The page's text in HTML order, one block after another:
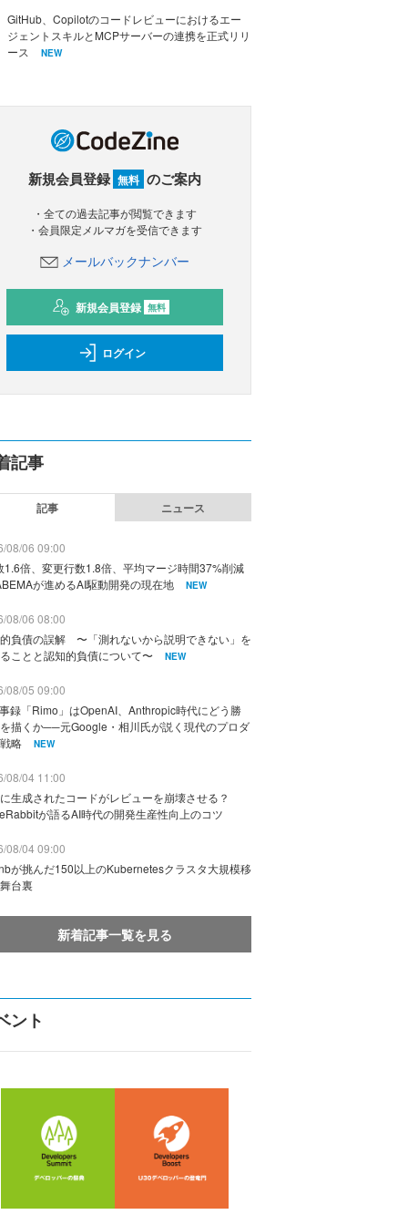
GitHub、Copilotのコードレビューにおけるエー
ジェントスキルとMCPサーバーの連携を正式リリ
ース
NEW
新規会員登録 無料 のご案内
・全ての過去記事が閲覧できます
・会員限定メルマガを受信できます
メールバックナンバー
新規会員登録 無料
ログイン
記事
記事 ニュース
08/06 09:00
1.6倍、変更行数1.8倍、平均マージ時間37%削減
が進めるAI駆動開発の現在地
NEW
08/06 08:00
負債の誤解 〜「測れないから説明できない」を
ことと認知的負債について〜
NEW
08/05 09:00
録「Rimo」はOpenAI、Anthropic時代にどう勝
描くか──元Google・相川氏が説く現代のプロダ
略
NEW
08/04 11:00
生成されたコードがレビューを崩壊させる？
が語るAI時代の開発生産性向上のコツ
08/04 09:00
が挑んだ150以上のKubernetesクラスタ大規模移
台裏
新着記事一覧を見る
ント